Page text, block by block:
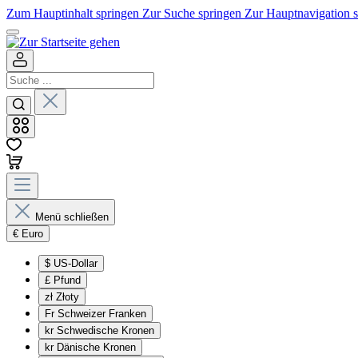
Zum Hauptinhalt springen Zur Suche springen Zur Hauptnavigation
Menü schließen
€ Euro
$ US-Dollar
£ Pfund
zł Złoty
Fr Schweizer Franken
kr Schwedische Kronen
kr Dänische Kronen